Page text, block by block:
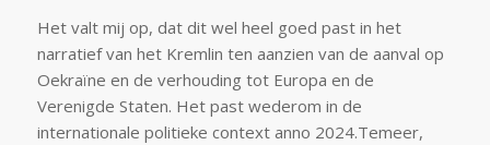
Het valt mij op, dat dit wel heel goed past in het
narratief van het Kremlin ten aanzien van de aanval op
Oekraïne en de verhouding tot Europa en de
Verenigde Staten. Het past wederom in de
internationale politieke context anno 2024.Temeer,